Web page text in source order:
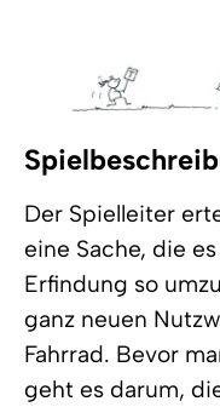
Der Spielleiter
eine Sache, die
Erfindung so
ganz neuen
Fahrrad. Bevor
geht es darum,